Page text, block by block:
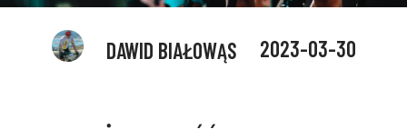
DAWID BIAŁOWĄS 2023-03-30